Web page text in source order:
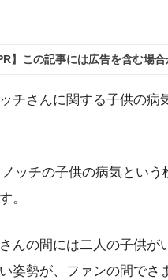
PR】この記事には広告を含む場合
チさんに関する子供の病
ッチの子供の病気とい
。
んの間には二人の子供が
姿勢が、ファンの間でさ